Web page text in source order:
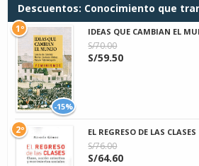
Descuentos: Conocimiento que
-15%
IDEAS QUE CAMBIAN EL
S/70.00
S/59.50
1º
EL REGRESO DE LAS CLASES
S/76.00
S/64.60
2º